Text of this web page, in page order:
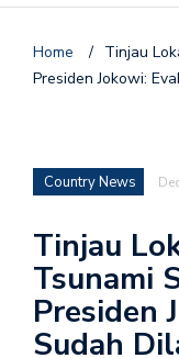
Home / Tinjau
Presiden Jokowi:
Country News
Tinjau
Tsunami
Presiden
Sudah